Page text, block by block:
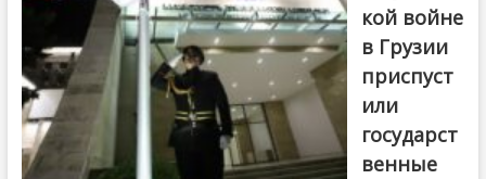
кой войне
в Грузии
приспуст
или
государст
венные